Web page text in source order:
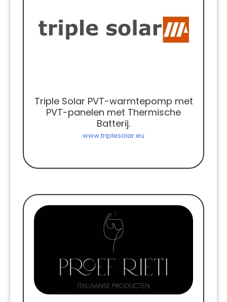
Triple Solar PVT-warmtepomp met
PVT-panelen met Thermische
Batterij.
www.triplesolar.eu